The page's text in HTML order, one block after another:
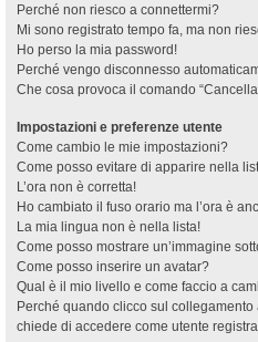
Perché non riesco a connettermi?
Mi sono registrato tempo fa, ma non
Ho perso la mia password!
Perché vengo disconnesso
Che cosa provoca il comando
Impostazioni e preferenze utente
Come cambio le mie impostazioni?
Come posso evitare di apparire nella
L’ora non è corretta!
Ho cambiato il fuso orario ma l’ora è
La mia lingua non è nella lista!
Come posso mostrare un’immagine
Come posso inserire un avatar?
Qual è il mio livello e come faccio a
Perché quando clicco sul
chiede di accedere come utente